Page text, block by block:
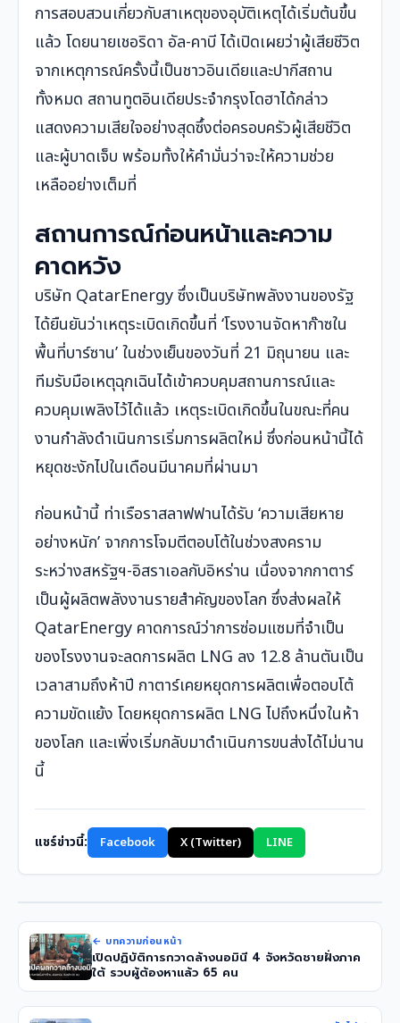
การสอบสวนเกี่ยวกับสาเหตุของอุบัติเหตุได้เริ่มต้นขึ้น
แล้ว โดยนายเชอริดา อัล-คาบี ได้เปิดเผยว่าผู้เสียชีวิต
จากเหตุการณ์ครั้งนี้เป็นชาวอินเดียและปากีสถาน
ทั้งหมด สถานทูตอินเดียประจำกรุงโดฮาได้กล่าว
แสดงความเสียใจอย่างสุดซึ้งต่อครอบครัวผู้เสียชีวิต
และผู้บาดเจ็บ พร้อมทั้งให้คำมั่นว่าจะให้ความช่วย
เหลืออย่างเต็มที่
สถานการณ์ก่อนหน้าและความ
คาดหวัง
บริษัท QatarEnergy ซึ่งเป็นบริษัทพลังงานของรัฐ
ได้ยืนยันว่าเหตุระเบิดเกิดขึ้นที่ ‘โรงงานจัดหาก๊าซใน
พื้นที่บาร์ซาน’ ในช่วงเย็นของวันที่ 21 มิถุนายน และ
ทีมรับมือเหตุฉุกเฉินได้เข้าควบคุมสถานการณ์และ
ควบคุมเพลิงไว้ได้แล้ว เหตุระเบิดเกิดขึ้นในขณะที่คน
งานกำลังดำเนินการเริ่มการผลิตใหม่ ซึ่งก่อนหน้านี้ได้
หยุดชะงักไปในเดือนมีนาคมที่ผ่านมา
ก่อนหน้านี้ ท่าเรือราสลาฟฟานได้รับ ‘ความเสียหาย
อย่างหนัก’ จากการโจมตีตอบโต้ในช่วงสงคราม
ระหว่างสหรัฐฯ-อิสราเอลกับอิหร่าน เนื่องจากกาตาร์
เป็นผู้ผลิตพลังงานรายสำคัญของโลก ซึ่งส่งผลให้
QatarEnergy คาดการณ์ว่าการซ่อมแซมที่จำเป็น
ของโรงงานจะลดการผลิต LNG ลง 12.8 ล้านตันเป็น
เวลาสามถึงห้าปี กาตาร์เคยหยุดการผลิตเพื่อตอบโต้
ความขัดแย้ง โดยหยุดการผลิต LNG ไปถึงหนึ่งในห้า
ของโลก และเพิ่งเริ่มกลับมาดำเนินการขนส่งได้ไม่นาน
นี้
แชร์ข่าวนี้: Facebook X (Twitter) LINE
← บทความก่อนหน้า
เปิดปฏิบัติการกวาดล้างนอมินี 4 จังหวัดชายฝั่งภาค
ใต้ รวบผู้ต้องหาแล้ว 65 คน